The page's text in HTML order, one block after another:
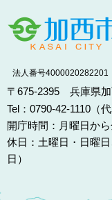
法人番号4000020282201
〒675-2395 兵庫県
Tel：0790-42-1110（代
開庁時間：月曜日か
休日：土曜日・日曜
日）